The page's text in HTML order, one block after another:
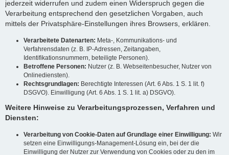
jederzeit widerrufen und zudem einen Widerspruch gegen die
Verarbeitung entsprechend den gesetzlichen Vorgaben, auch
mittels der Privatsphäre-Einstellungen ihres Browsers, erklären.
Verarbeitete Datenarten: Meta-, Kommunikations- und
Verfahrensdaten (z. B. IP-Adressen, Zeitangaben,
Identifikationsnummern, beteiligte Personen).
Betroffene Personen: Nutzer (z. B. Webseitenbesucher, Nutzer von
Onlinediensten).
Rechtsgrundlagen: Berechtigte Interessen (Art. 6 Abs. 1 S. 1 lit. f)
DSGVO). Einwilligung (Art. 6 Abs. 1 S. 1 lit. a) DSGVO).
Weitere Hinweise zu Verarbeitungsprozessen, Verfahren und
Diensten:
Verarbeitung von Cookie-Daten auf Grundlage einer Einwilligung: Wir
setzen eine Einwilligungs-Management-Lösung ein, bei der die
Einwilligung der Nutzer zur Verwendung von Cookies oder zu den im